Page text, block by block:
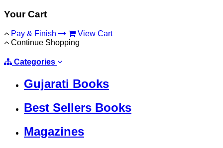
Your Cart
Pay & Finish
View Cart
Continue Shopping
Categories
Gujarati Books
Best Sellers Books
Magazines